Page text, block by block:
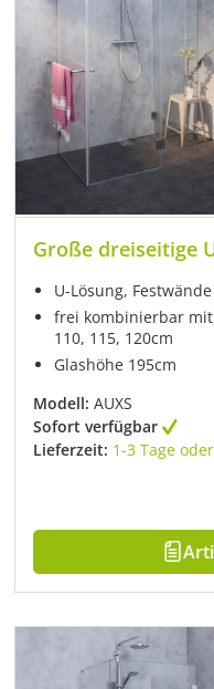
Große dreiseitige
U-Lösung,
frei kombinierbar mit
110, 115, 120cm
Glashöhe 195cm
Modell: AUXS
Sofort verfügbar
Lieferzeit: 1-3 Tage